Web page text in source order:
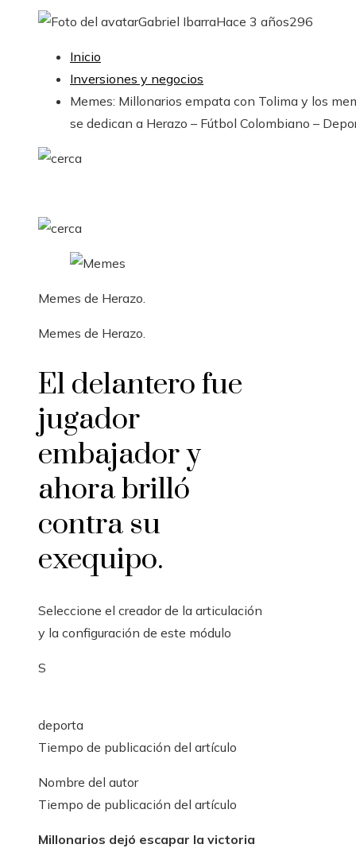
Gabriel IbarraHace 3 años296
Inicio
Inversiones y negocios
Memes: Millonarios empata con Tolima y los
se dedican a Herazo – Fútbol Colombiano –
Memes de Herazo.
Memes de Herazo.
El delantero fue
jugador
embajador y
ahora brilló
contra su
exequipo.
Seleccione el creador de la articulación
y la configuración de este módulo
S
deporta
Tiempo de publicación del artículo
Nombre del autor
Tiempo de publicación del artículo
Millonarios dejó escapar la victoria